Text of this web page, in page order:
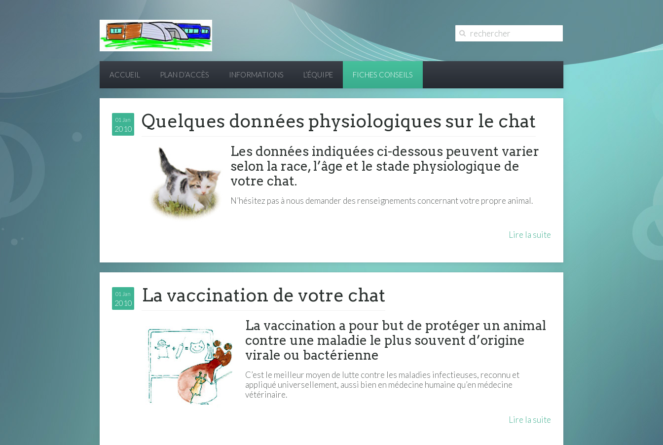
ACCUEIL PLAN D’ACCÈS INFORMATIONS L’ÉQUIPE FICHES CONSEILS
01 Jan
2010 Quelques données physiologiques sur le chat
Les données indiquées ci-dessous peuvent varier
selon la race, l’âge et le stade physiologique de
votre chat.
N’hésitez pas à nous demander des renseignements concernant votre propre animal.
Lire la suite
01 Jan
2010 La vaccination de votre chat
La vaccination a pour but de protéger un animal
contre une maladie le plus souvent d’origine
virale ou bactérienne
C’est le meilleur moyen de lutte contre les maladies infectieuses, reconnu et
appliqué universellement, aussi bien en médecine humaine qu’en médecine
vétérinaire.
Lire la suite